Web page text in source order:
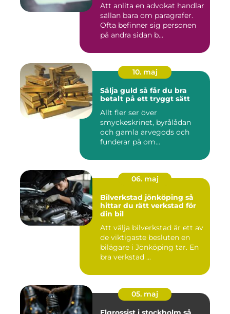
Att anlita en advokat handlar
sällan bara om paragrafer.
Ofta befinner sig personen
på andra sidan b...
10. maj
Sälja guld så får du bra
betalt på ett tryggt sätt
Allt fler ser över
smyckeskrinet, byrålådan
och gamla arvegods och
funderar på om
06. maj
Bilverkstad jönköping så
hittar du rätt verkstad för
din bil
Att välja bilverkstad är ett av
de viktigaste besluten en
bilägare i Jönköping tar. En
bra verkstad ...
05. maj